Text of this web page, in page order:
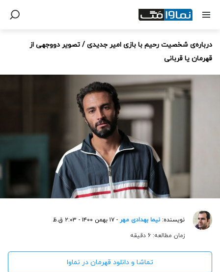
درباره‌ی شخصیت رحیم با بازی امیر جدیدی / تصویر دووجهی از
قهرمان یا قربانی
نویسنده: نیما بهدادی مهر - ۱۷ بهمن ۱۴۰۰ - ۲:۰۳ ق.ظ
زمان مطالعه: 6 دقیقه
تماشا و دانلود قهرمان در نماوا